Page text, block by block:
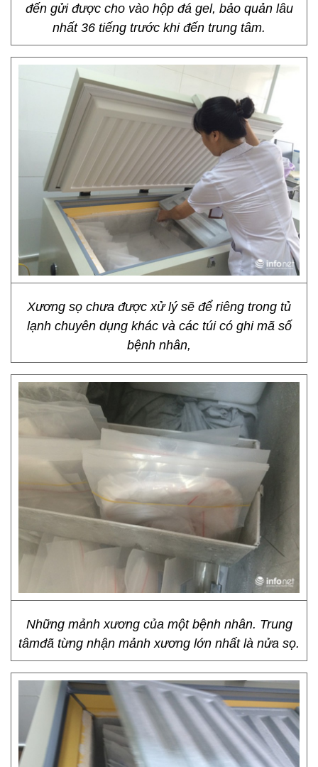
đến gửi được cho vào hộp đá gel, bảo quản lâu
nhất 36 tiếng trước khi đến trung tâm.
Xương sọ chưa được xử lý sẽ để riêng trong tủ
lạnh chuyên dụng khác và các túi có ghi mã số
bệnh nhân,
Những mảnh xương của một bệnh nhân. Trung
tâmđã từng nhận mảnh xương lớn nhất là nửa sọ.